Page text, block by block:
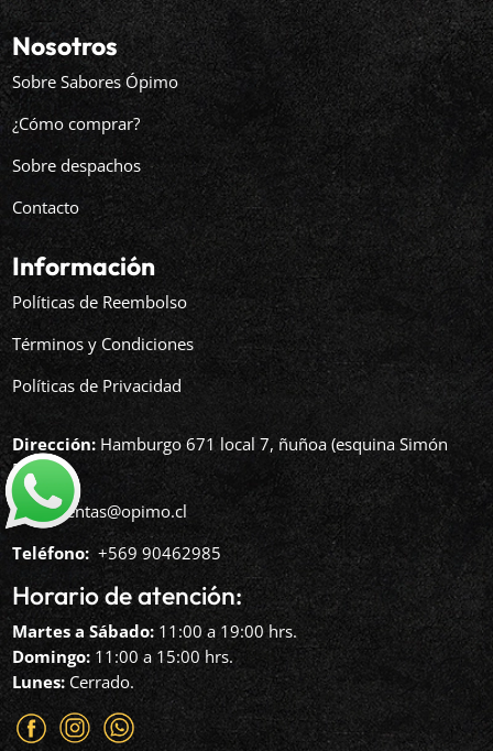
Nosotros
Sobre Sabores Ópimo
¿Cómo comprar?
Sobre despachos
Contacto
Información
Políticas de Reembolso
Términos y Condiciones
Políticas de Privacidad
Dirección: Hamburgo 671 local 7, ñuñoa (esquina Simón
Bolívar).
Mail: ventas@opimo.cl
Teléfono: ‪+569 90462985‬
Horario de atención:
Martes a Sábado: 11:00 a 19:00 hrs.
Domingo: 11:00 a 15:00 hrs.
Lunes: Cerrado.